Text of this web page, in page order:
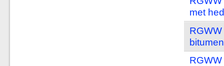
met